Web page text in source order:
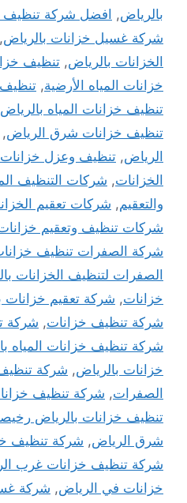
بالرياض, افضل شركة تنظيف
شركة غسيل خزانات بالرياض,
الخزانات بالرياض, تنظيف
خزانات المياه الأرضية, تنظيف
تنظيف خزانات المياه بالرياض
تنظيف خزانات شرق الرياض,
الرياض, تنظيف وعزل خزانات
الخزانات, شركات التنظيف
والتعقيم, شركات تعقيم
شركات تنظيف وتعقيم خزانات
شركة الصفرات تنظيف
الصفرات لتنظيف الخزانات
خزانات, شركة تعقيم خزانات
شركة تنظيف خزانات, شركة
شركة تنظيف خزانات المياه
خزانات بالرياض, شركة
الصفرات, شركة تنظيف
تنظيف خزانات بالرياض
شرق الرياض, شركة تنظيف
شركة تنظيف خزانات غرب
خزانات في الرياض, شركة